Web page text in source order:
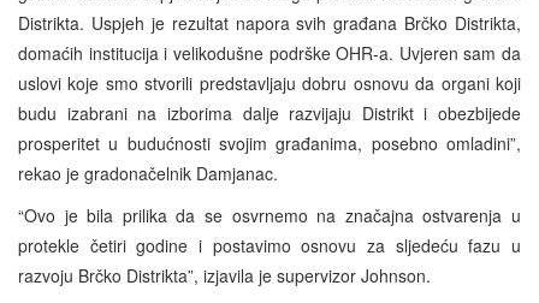
Distrikta. Uspjeh je rezultat napora svih građana Brčko Distrikta,
domaćih institucija i velikodušne podrške OHR-a. Uvjeren sam da
uslovi koje smo stvorili predstavljaju dobru osnovu da organi koji
budu izabrani na izborima dalje razvijaju Distrikt i obezbijede
prosperitet u budućnosti svojim građanima, posebno omladini”,
rekao je gradonačelnik Damjanac.
“Ovo je bila prilika da se osvrnemo na značajna ostvarenja u
protekle četiri godine i postavimo osnovu za sljedeću fazu u
razvoju Brčko Distrikta”, izjavila je supervizor Johnson.